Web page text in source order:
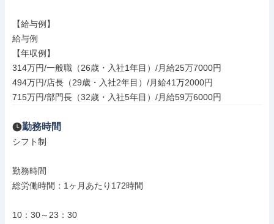
【給与例】
給与例
【年収例】
314万円/一般職（26歳・入社1年目）/月給25万7000円
494万円/店長（29歳・入社2年目）/月給41万2000円
715万円/部門長（32歳・入社5年目）/月給59万6000円
勤務時間
シフト制
勤務時間
総労働時間：1ヶ月あたり172時間
10：30～23：30